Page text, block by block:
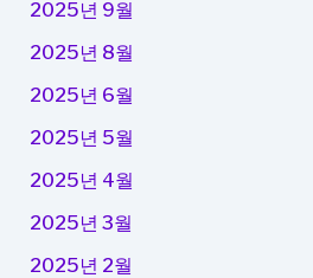
2025년 9월
2025년 8월
2025년 6월
2025년 5월
2025년 4월
2025년 3월
2025년 2월